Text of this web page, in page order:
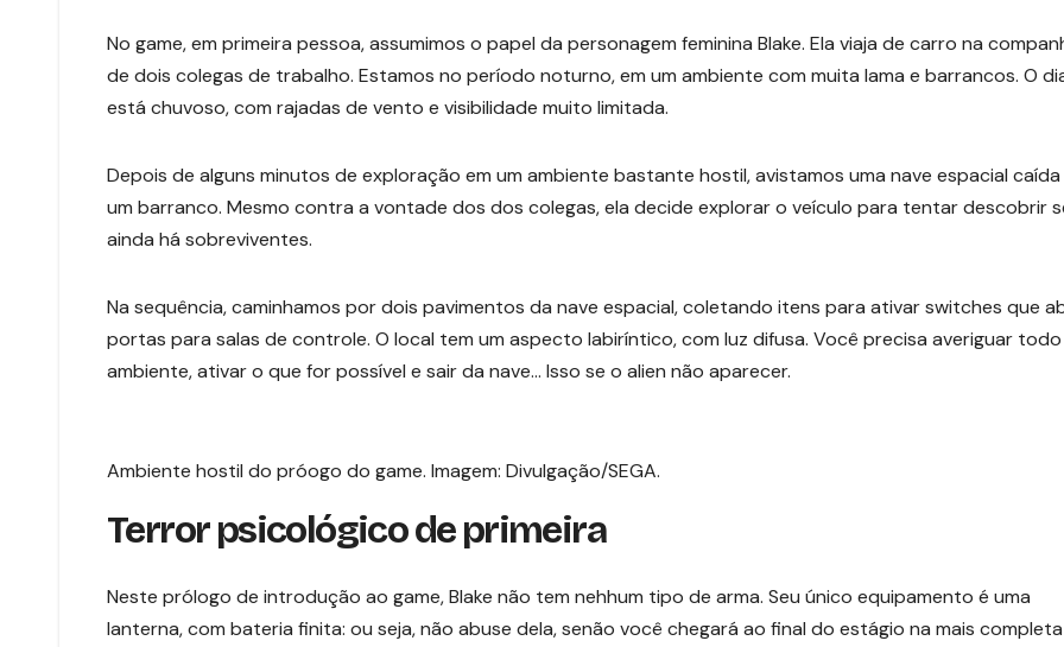
No game, em primeira pessoa, assumimos o papel da personagem feminina Blake. Ela viaja de carro na
de dois colegas de trabalho. Estamos no período noturno, em um ambiente com muita lama e barrancos. O
está chuvoso, com rajadas de vento e visibilidade muito limitada.
Depois de alguns minutos de exploração em um ambiente bastante hostil, avistamos uma nave espacial caída
um barranco. Mesmo contra a vontade dos dos colegas, ela decide explorar o veículo para tentar descobrir
ainda há sobreviventes.
Na sequência, caminhamos por dois pavimentos da nave espacial, coletando itens para ativar switches que
portas para salas de controle. O local tem um aspecto labiríntico, com luz difusa. Você precisa averiguar
ambiente, ativar o que for possível e sair da nave… Isso se o alien não aparecer.
Ambiente hostil do próogo do game. Imagem: Divulgação/SEGA.
Terror psicológico de primeira
Neste prólogo de introdução ao game, Blake não tem nehhum tipo de arma. Seu único equipamento é uma
lanterna, com bateria finita: ou seja, não abuse dela, senão você chegará ao final do estágio na mais completa